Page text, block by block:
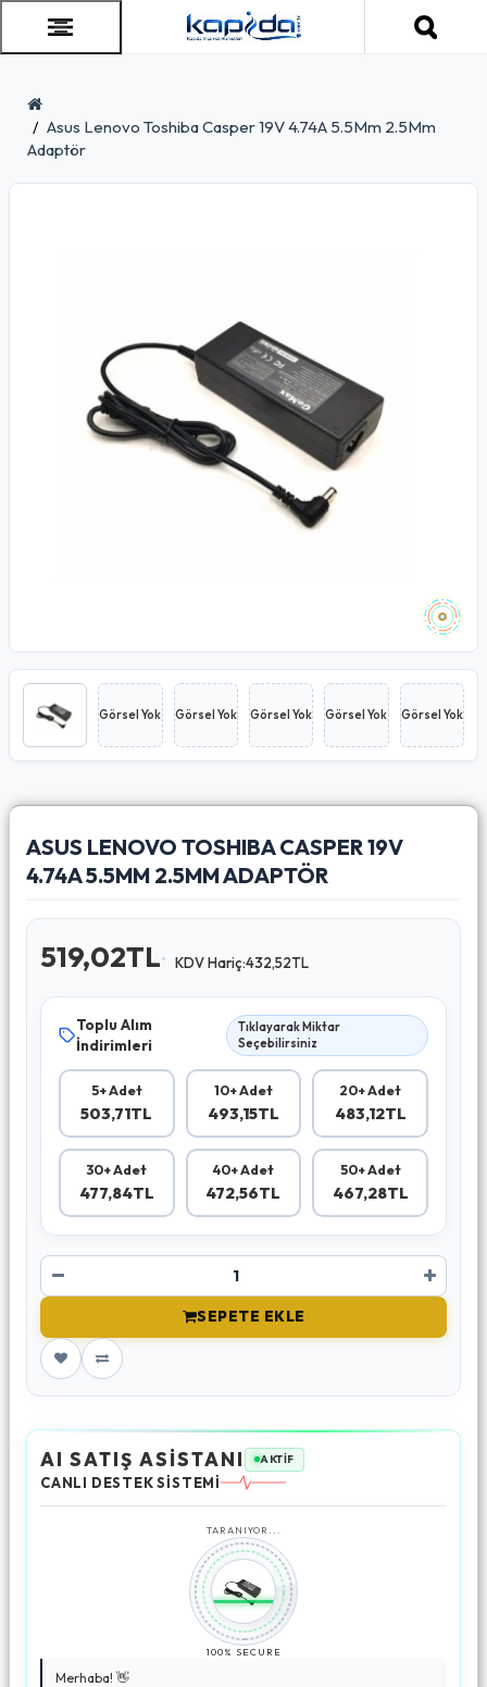
Asus Lenovo Toshiba Casper 19V 4.74A 5.5Mm 2.5Mm
Adaptör
Görsel Yok Görsel Yok Görsel Yok Görsel Yok Görsel Yok
ASUS LENOVO TOSHIBA CASPER 19V
4.74A 5.5MM 2.5MM ADAPTÖR
519,02TL KDV Hariç:432,52TL
Toplu Alım
İndirimleri
Tıklayarak Miktar
Seçebilirsiniz
5+ Adet
503,71TL
10+ Adet
493,15TL
20+ Adet
483,12TL
30+ Adet
477,84TL
40+ Adet
472,56TL
50+ Adet
467,28TL
SEPETE EKLE
AI SATIŞ ASİSTANI AKTİF
CANLI DESTEK SİSTEMİ
TARANIYOR...
100% SECURE
Merhaba! 👋